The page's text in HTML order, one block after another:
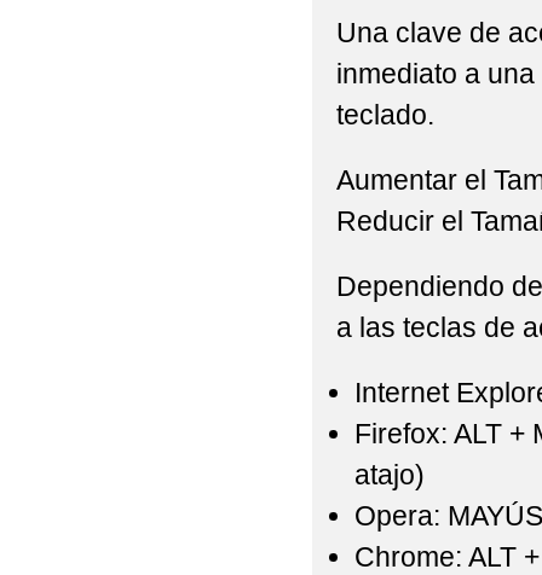
Una clave de
inmediato a
teclado.
Aumentar el
Reducir el
Dependiendo
a las teclas de
Internet
Firefox: ALT +
atajo)
Opera:
Chrome: ALT